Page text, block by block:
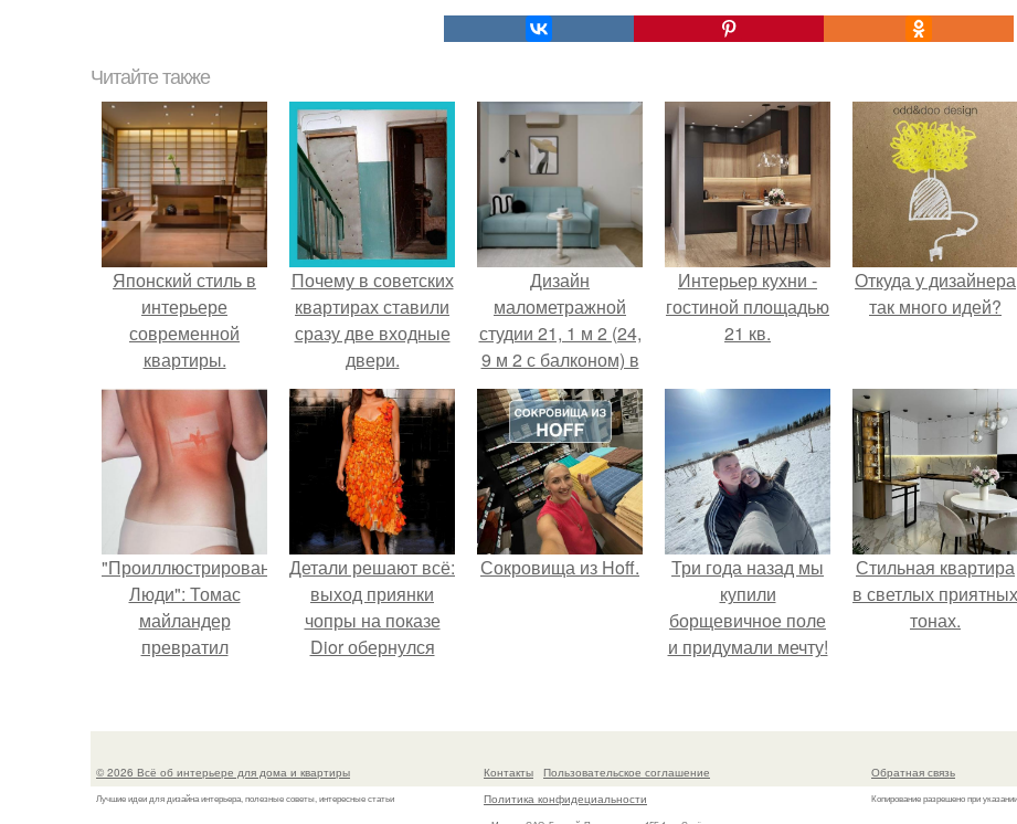
Читайте также
Японский стиль в
интерьере
современной
квартиры.
Особенности
стилистики
Почему в советских
квартирах ставили
сразу две входные
двери.
Дизайн
малометражной
студии 21, 1 м 2 (24,
9 м 2 с балконом) в
Краснодаре.
Интерьер кухни -
гостиной площадью
21 кв.
Откуда у дизайнера
так много идей?
"Проиллюстрированные
Люди": Томас
майландер
превратил
Детали решают всё:
выход приянки
чопры на показе
Dior обернулся
пошива.
Сокровища из Hoff.
Три года назад мы
купили
борщевичное поле
и придумали мечту!
Стильная квартира
в светлых приятных
тонах.
© 2026 Всё об интерьере для дома и квартиры
Лучшие идеи для дизайна интерьера, полезные советы, интересные статьи
Контакты
Пользовательское соглашение
Политика конфидециальности
Обратная связь
Копирование разрешено при